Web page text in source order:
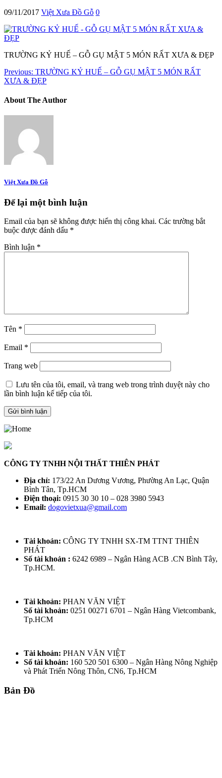
09/11/2017 Việt Xưa Đồ Gỗ 0
TRƯỜNG KỶ HUẾ – GỖ GỤ MẬT 5 MÓN RẤT XƯA & ĐẸP
Previous: TRƯỜNG KỶ HUẾ – GỖ GỤ MẬT 5 MÓN RẤT
XƯA & ĐẸP
About The Author
Việt Xưa Đồ Gỗ
Để lại một bình luận
Email của bạn sẽ không được hiển thị công khai. Các trường bắt
buộc được đánh dấu *
Bình luận *
Tên *
Email *
Trang web
Lưu tên của tôi, email, và trang web trong trình duyệt này cho
lần bình luận kế tiếp của tôi.
CÔNG TY TNHH NỘI THẤT THIÊN PHÁT
Địa chỉ: 173/22 An Dương Vương, Phường An Lạc, Quận
Bình Tân, Tp.HCM
Điện thoại: 0915 30 30 10 – 028 3980 5943
Email: dogovietxua@gmail.com
Tài khoản: CÔNG TY TNHH SX-TM TTNT THIÊN
PHÁT
Số tài khoản : 6242 6989 – Ngân Hàng ACB .CN Bình Tây,
Tp.HCM.
Tài khoản: PHAN VĂN VIỆT
Số tài khoản: 0251 00271 6701 – Ngân Hàng Vietcombank,
Tp.HCM
Tài khoản: PHAN VĂN VIỆT
Số tài khoản: 160 520 501 6300 – Ngân Hàng Nông Nghiệp
và Phát Triển Nông Thôn, CN6, Tp.HCM
Bản Đồ